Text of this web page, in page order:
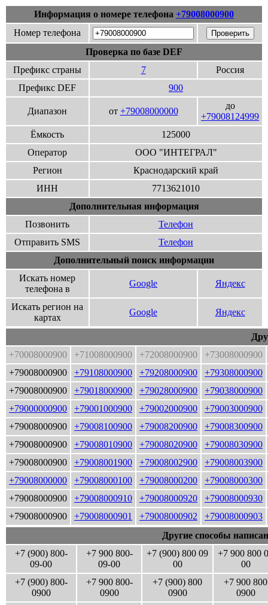
Информация о номере телефона +79008000900
Номер телефона
Проверка по базе DEF
Префикс страны
7
Россия
Префикс DEF
900
Диапазон от +79008000000
до
+79008124999
Ёмкость
125000
Оператор
ООО "ИНТЕГРАЛ"
Регион
Краснодарский край
ИНН
7713621010
Дополнительная информация
Позвонить
Телефон
Отправить SMS
Телефон
Дополнительный поиск информации
Искать номер
телефона в
Google Яндекс
Искать регион на
картах
Google Яндекс
+70008000900
+71008000900 +72008000900
+73008000900
+79008000900
+79108000900 +79208000900
+79308000900
+79008000900
+79018000900 +79028000900
+79038000900
+79000000900
+79001000900 +79002000900
+79003000900
+79008000900
+79008100900 +79008200900
+79008300900
+79008000900
+79008010900 +79008020900
+79008030900
+79008000900
+79008001900 +79008002900
+79008003900
+79008000000
+79008000100 +79008000200
+79008000300
+79008000900
+79008000910 +79008000920
+79008000930
+79008000900
+79008000901 +79008000902
+79008000903
Другие способы
+7 (900) 800-
09-00
+7 900 800-
09-00
+7 (900) 800 09
00
+7 900 800
00
+7 (900) 800-
0900
+7 900 800-
0900
+7 (900) 800
0900
+7 900 800
0900